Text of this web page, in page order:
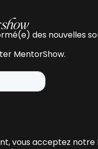
des nouvelles
MentorShow.
vous acceptez notre